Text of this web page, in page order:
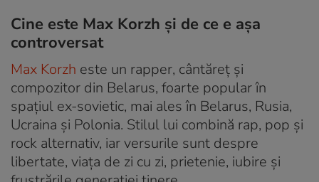
Cine este Max Korzh și de ce e așa
controversat
Max Korzh este un rapper, cântăreț și
compozitor din Belarus, foarte popular în
spațiul ex-sovietic, mai ales în Belarus, Rusia,
Ucraina și Polonia. Stilul lui combină rap, pop și
rock alternativ, iar versurile sunt despre
libertate, viața de zi cu zi, prietenie, iubire și